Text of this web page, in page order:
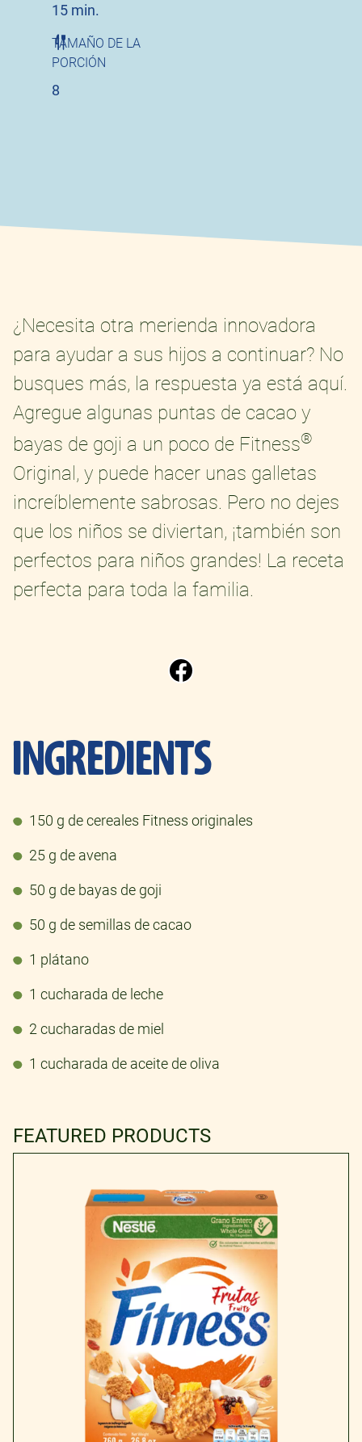
15 min.
TAMAÑO DE LA
PORCIÓN
8
¿Necesita otra merienda innovadora
para ayudar a sus hijos a continuar? No
busques más, la respuesta ya está aquí.
Agregue algunas puntas de cacao y
bayas de goji a un poco de Fitness®
Original, y puede hacer unas galletas
increíblemente sabrosas. Pero no dejes
que los niños se diviertan, ¡también son
perfectos para niños grandes! La receta
perfecta para toda la familia.
INGREDIENTS
150 g de cereales Fitness originales
25 g de avena
50 g de bayas de goji
50 g de semillas de cacao
1 plátano
1 cucharada de leche
2 cucharadas de miel
1 cucharada de aceite de oliva
FEATURED PRODUCTS